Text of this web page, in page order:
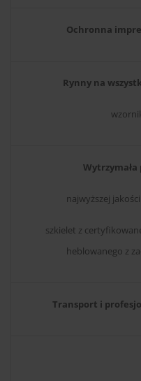
Ochronna
Rynny na
Wytrzymała
najwyższej
szkielet z
heblowanego z
Transport i